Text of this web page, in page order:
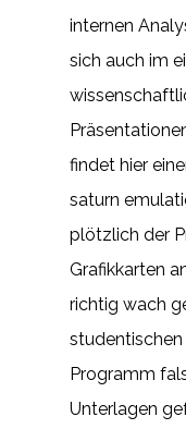
internen
sich auch im
findet hier
saturn
plötzlich der
Grafikkarten
richtig wach
Programm
Unterlagen